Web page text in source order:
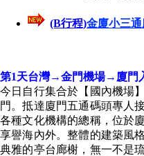
(B行程)金廈小三
第1天台灣→金門機場→廈門
今日自行集合於【國內機場
門。抵達廈門五通碼頭專人
各種文化機構的總稱，位於
享譽海內外。整體的建築風
典雅的亭台廊榭，無一不是